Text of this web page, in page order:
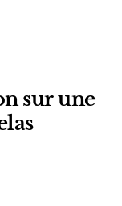
sur une